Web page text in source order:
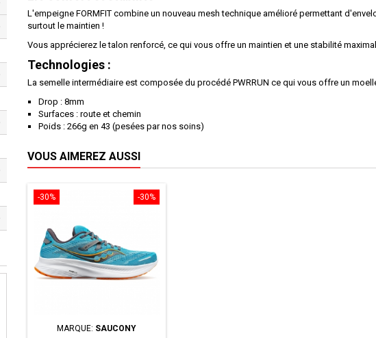
L'empeigne FORMFIT combine un nouveau mesh technique amélioré permettant
surtout le maintien !
Vous apprécierez le talon renforcé, ce qui vous offre un maintien et une stabilité
Technologies :
La semelle intermédiaire est composée du procédé PWRRUN ce qui vous offre un
Drop : 8mm
Surfaces : route et chemin
Poids : 266g en 43 (pesées par nos soins)
VOUS AIMEREZ AUSSI
-30%
-30%
MARQUE: SAUCONY